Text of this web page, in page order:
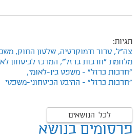
תגיות:
צה"ל, טרור ודמוקרטיה, שלטון החוק,
מלחמת "חרבות ברזל", המרכז לביטחון
"חרבות ברזל" - משפט בין-לאומי,
"חרבות ברזל" - ההיבט הביטחוני-משפטי
לכל הנושאים
פרסומים בנושא